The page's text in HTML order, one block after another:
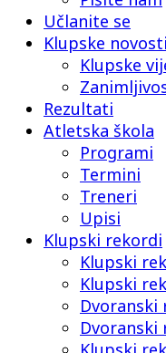
Učlanite se
Klupske novosti
Klupske
Rezultati
Atletska škola
Programi
Termini
Treneri
Upisi
Klupski rekordi
Klupski
Klupski
Dvoranski
Dvoranski